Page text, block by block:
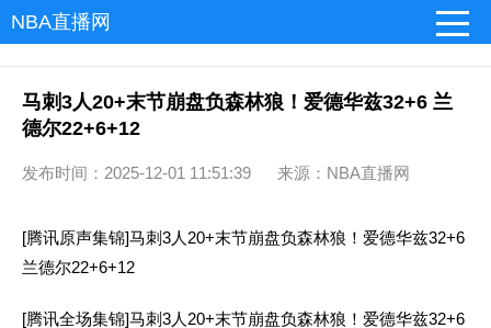
NBA直播网
马刺3人20+末节崩盘负森林狼！爱德华兹32+6 兰
德尔22+6+12
发布时间：2025-12-01 11:51:39 来源：NBA直播网
[腾讯原声集锦]马刺3人20+末节崩盘负森林狼！爱德华兹32+6
兰德尔22+6+12
[腾讯全场集锦]马刺3人20+末节崩盘负森林狼！爱德华兹32+6